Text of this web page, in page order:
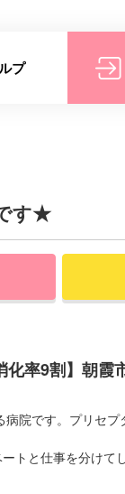
プ
す★
率9割】朝
院です。プリセ
と仕事を分けて